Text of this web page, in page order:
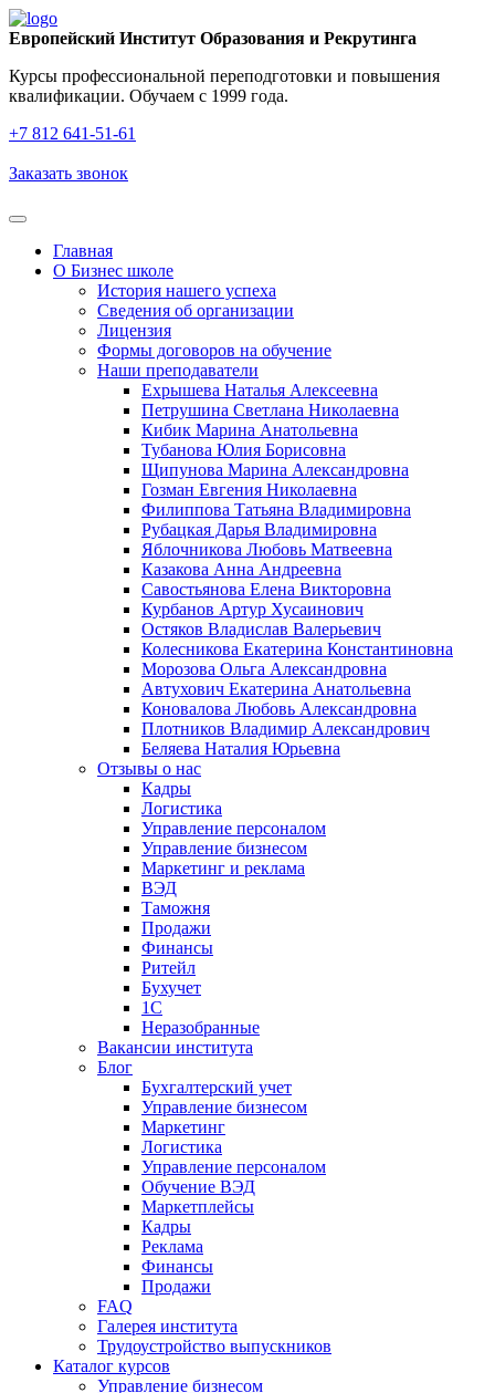
Европейский Институт Образования и Рекрутинга
Курсы профессиональной переподготовки и повышения
квалификации. Обучаем с 1999 года.
+7 812 641‑51‑61
Заказать звонок
Главная
О Бизнес школе
История нашего успеха
Cведения об организации
Лицензия
Формы договоров на обучение
Наши преподаватели
Ехрышева Наталья Алексеевна
Петрушина Светлана Николаевна
Кибик Марина Анатольевна
Тубанова Юлия Борисовна
Щипунова Марина Александровна
Гозман Евгения Николаевна
Филиппова Татьяна Владимировна
Рубацкая Дарья Владимировна
Яблочникова Любовь Матвеевна
Казакова Анна Андреевна
Савостьянова Елена Викторовна
Курбанов Артур Хусаинович
Остяков Владислав Валерьевич
Колесникова Екатерина Константиновна
Морозова Ольга Александровна
Автухович Екатерина Анатольевна
Коновалова Любовь Александровна
Плотников Владимир Александрович
Беляева Наталия Юрьевна
Отзывы о нас
Кадры
Логистика
Управление персоналом
Управление бизнесом
Маркетинг и реклама
ВЭД
Таможня
Продажи
Финансы
Ритейл
Бухучет
1С
Неразобранные
Вакансии института
Блог
Бухгалтерский учет
Управление бизнесом
Маркетинг
Логистика
Управление персоналом
Обучение ВЭД
Маркетплейсы
Кадры
Реклама
Финансы
Продажи
FAQ
Галерея института
Трудоустройство выпускников
Каталог курсов
Управление бизнесом